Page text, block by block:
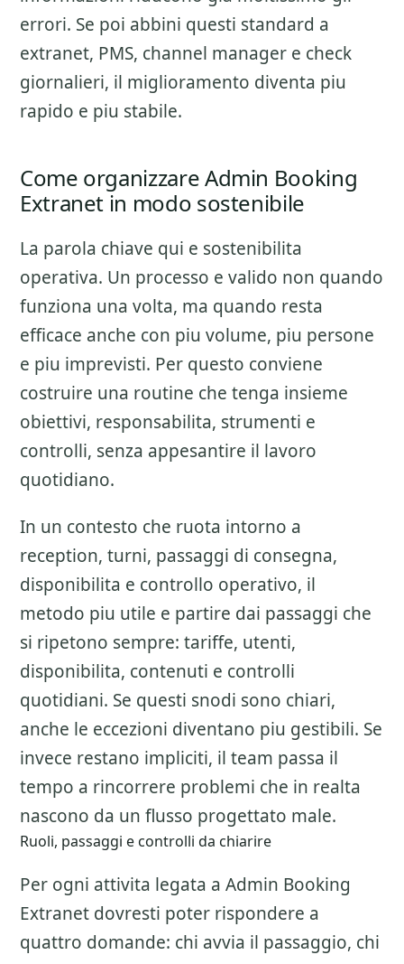
errori. Se poi abbini questi standard a
extranet, PMS, channel manager e check
giornalieri, il miglioramento diventa piu
rapido e piu stabile.
Come organizzare Admin Booking
Extranet in modo sostenibile
La parola chiave qui e sostenibilita
operativa. Un processo e valido non quando
funziona una volta, ma quando resta
efficace anche con piu volume, piu persone
e piu imprevisti. Per questo conviene
costruire una routine che tenga insieme
obiettivi, responsabilita, strumenti e
controlli, senza appesantire il lavoro
quotidiano.
In un contesto che ruota intorno a
reception, turni, passaggi di consegna,
disponibilita e controllo operativo, il
metodo piu utile e partire dai passaggi che
si ripetono sempre: tariffe, utenti,
disponibilita, contenuti e controlli
quotidiani. Se questi snodi sono chiari,
anche le eccezioni diventano piu gestibili. Se
invece restano impliciti, il team passa il
tempo a rincorrere problemi che in realta
nascono da un flusso progettato male.
Ruoli, passaggi e controlli da chiarire
Per ogni attivita legata a Admin Booking
Extranet dovresti poter rispondere a
quattro domande: chi avvia il passaggio, chi